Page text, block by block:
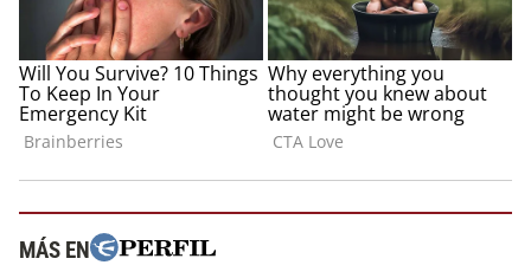
MÁS EN